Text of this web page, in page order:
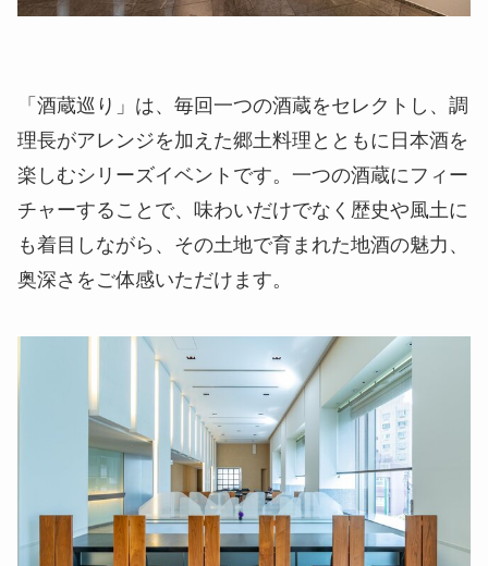
「酒蔵巡り」は、毎回一つの酒蔵をセレクトし、調
理長がアレンジを加えた郷土料理とともに日本酒を
楽しむシリーズイベントです。一つの酒蔵にフィー
チャーすることで、味わいだけでなく歴史や風土に
も着目しながら、その土地で育まれた地酒の魅力、
奥深さをご体感いただけます。